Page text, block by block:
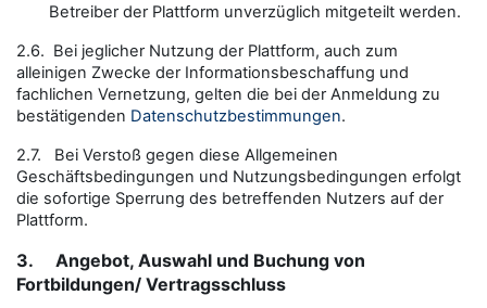
Betreiber der Plattform unverzüglich mitgeteilt werden.
2.6. Bei jeglicher Nutzung der Plattform, auch zum
alleinigen Zwecke der Informationsbeschaffung und
fachlichen Vernetzung, gelten die bei der Anmeldung zu
bestätigenden Datenschutzbestimmungen.
2.7. Bei Verstoß gegen diese Allgemeinen
Geschäftsbedingungen und Nutzungsbedingungen erfolgt
die sofortige Sperrung des betreffenden Nutzers auf der
Plattform.
3. Angebot, Auswahl und Buchung von
Fortbildungen/ Vertragsschluss